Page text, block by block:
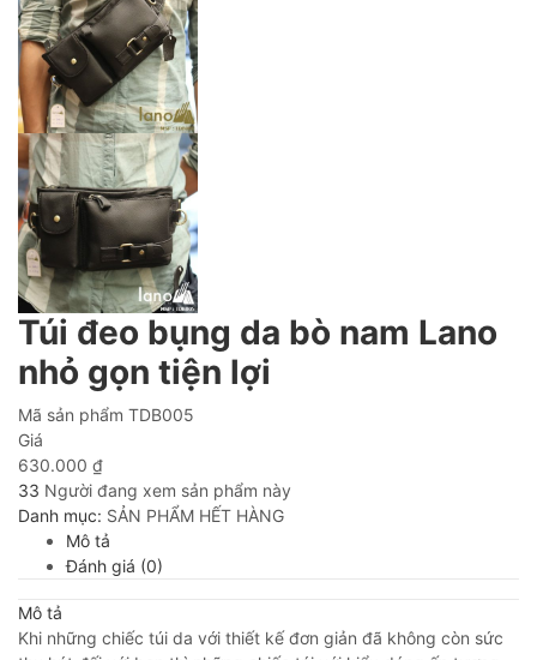
Túi đeo bụng da bò nam Lano
nhỏ gọn tiện lợi
Mã sản phẩm TDB005
Giá
630.000 ₫
33 Người đang xem sản phẩm này
Danh mục: SẢN PHẨM HẾT HÀNG
Mô tả
Đánh giá (0)
Mô tả
Khi những chiếc túi da với thiết kế đơn giản đã không còn sức